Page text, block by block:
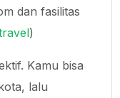
dan fasilitas
)
Kamu bisa
lalu